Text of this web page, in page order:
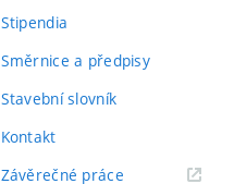
Stipendia
Směrnice a předpisy
Stavební slovník
Kontakt
Závěrečné práce(externí